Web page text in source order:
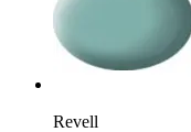
Revell